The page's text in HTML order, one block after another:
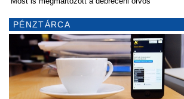
PÉNZTÁRCA